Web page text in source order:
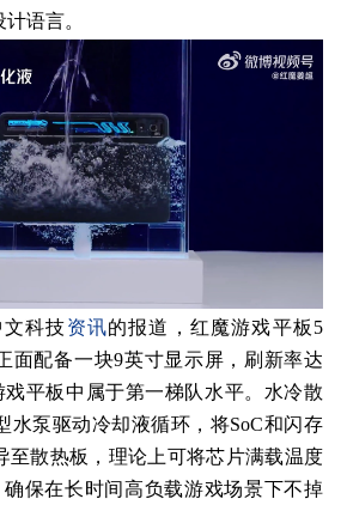
语言。
文科技资讯的报道，红魔游戏平板5
面配备一块9英寸显示屏，刷新率达
戏平板中属于第一梯队水平。水冷散
水泵驱动冷却液循环，将SoC和闪存
至散热板，理论上可将芯片满载温度
确保在长时间高负载游戏场景下不掉